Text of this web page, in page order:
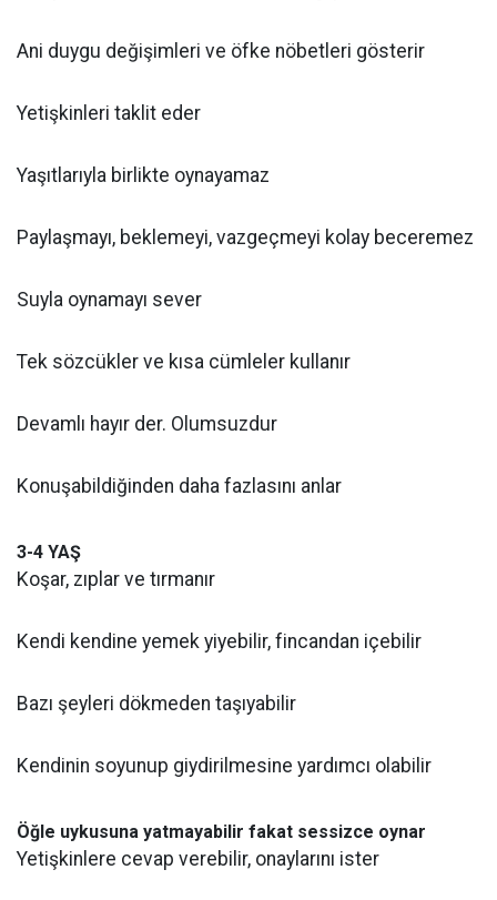
Ani duygu değişimleri ve öfke nöbetleri gösterir
Yetişkinleri taklit eder
Yaşıtlarıyla birlikte oynayamaz
Paylaşmayı, beklemeyi, vazgeçmeyi kolay beceremez
Suyla oynamayı sever
Tek sözcükler ve kısa cümleler kullanır
Devamlı hayır der. Olumsuzdur
Konuşabildiğinden daha fazlasını anlar
3-4 YAŞ
Koşar, zıplar ve tırmanır
Kendi kendine yemek yiyebilir, fincandan içebilir
Bazı şeyleri dökmeden taşıyabilir
Kendinin soyunup giydirilmesine yardımcı olabilir
Öğle uykusuna yatmayabilir fakat sessizce oynar
Yetişkinlere cevap verebilir, onaylarını ister